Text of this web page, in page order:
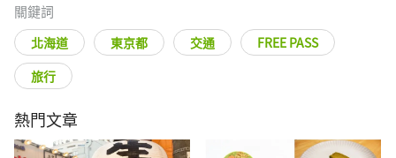
關鍵詞
北海道 東京都 交通
FREE PASS
旅行
熱門文章